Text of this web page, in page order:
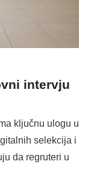
intervju
ključnu ulogu u
selekcija i
da regruteri u